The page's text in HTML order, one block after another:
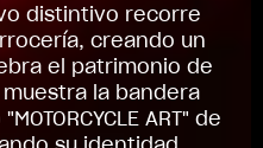
distintivo recorre
creando un
el patrimonio de
la bandera
ART" de